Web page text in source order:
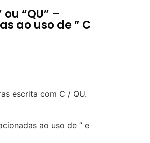
“QU” –
ao uso de ” C
escrita com C / QU.
ao uso de ” e